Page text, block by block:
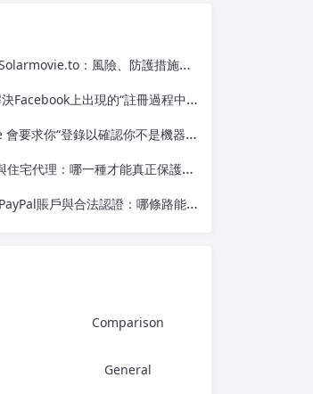
：風險、防護措施及最佳實踐
上出現的“註冊過程中發生錯誤”問題
要求你“登錄以確認你不是機器人”？
代理：哪一種才能真正保護您的隱私？
賬戶與合法認證：哪條路能通向長期成功？
Comparison
General